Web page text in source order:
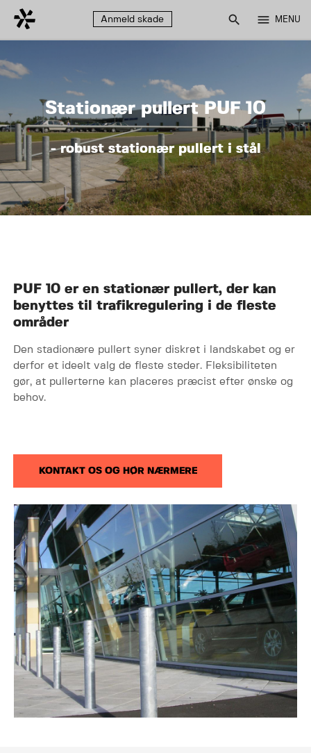
Anmeld skade search menu MENU
Stationær pullert PUF 10
- robust stationær pullert i stål
PUF 10 er en stationær pullert, der kan
benyttes til trafikregulering i de fleste
områder
Den stadionære pullert syner diskret i landskabet og er
derfor et ideelt valg de fleste steder. Fleksibiliteten
gør, at pullerterne kan placeres præcist efter ønske og
behov.
KONTAKT OS OG HØR NÆRMERE